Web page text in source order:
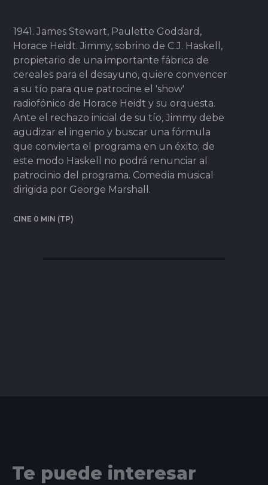
1941. James Stewart, Paulette Goddard,
Horace Heidt. Jimmy, sobrino de C.J. Haskell,
propietario de una importante fábrica de
cereales para el desayuno, quiere convencer
a su tío para que patrocine el 'show'
radiofónico de Horace Heidt y su orquesta.
Ante el rechazo inicial de su tío, Jimmy debe
agudizar el ingenio y buscar una fórmula
que convierta el programa en un éxito; de
este modo Haskell no podrá renunciar al
patrocinio del programa. Comedia musical
dirigida por George Marshall.
CINE 0 MIN (TP)
Te puede interesar